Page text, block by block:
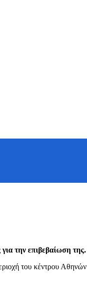
την επιβεβαίωση της.
του κέντρου Αθηνών